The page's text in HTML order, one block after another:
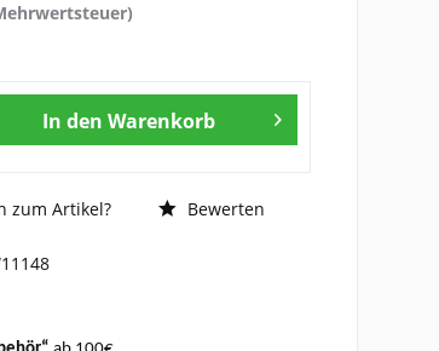
In den Warenkorb
zum Artikel? Bewerten